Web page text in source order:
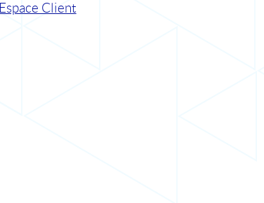
Espace Client